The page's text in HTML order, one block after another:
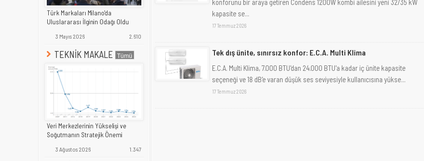
Türk Markaları Milano'da
Uluslararası İlginin Odağı Oldu
3 Mayıs 2026 2.610
TEKNİK MAKALE
Veri Merkezlerinin Yükselişi ve
Soğutmanın Stratejik Önemi
3 Ağustos 2026 1.347
konforunu bir araya getiren Condens 1200W kombi ailesini yeni 32/35 kW
kapasite se...
17 Temmuz 2026
Tek dış ünite, sınırsız konfor: E.C.A. Multi Klima
E.C.A. Multi Klima, 7.000 BTU'dan 24.000 BTU'a kadar iç ünite kapasite
seçeneği ve 18 dB'e varan düşük ses seviyesiyle kullanıcısına yükse...
17 Temmuz 2026